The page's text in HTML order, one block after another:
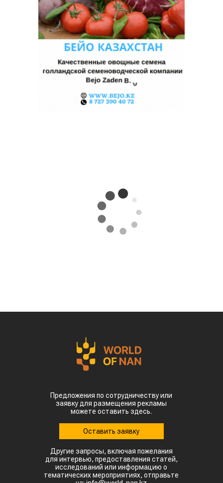
Предложения по сотрудничеству или
заявку для размещения рекламы
можете оставить здесь.
Оставить заявку
Другие запросы, включая пожелания
для интервью, предоставления статей,
исследований или информацию о
тематических мероприятиях, отправьте